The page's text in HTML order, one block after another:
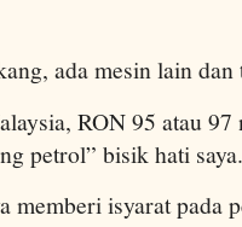
ada mesin lain
RON 95 atau
petrol” bisik hati saya.
memberi isyarat pada